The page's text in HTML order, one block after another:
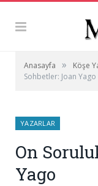
Anasayfa » Köşe
Sohbetler: Joan Yago
YAZARLAR
On
Yago